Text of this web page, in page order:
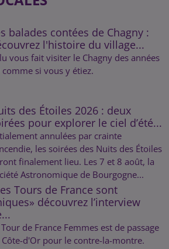
balades contées de Chagny :
l'histoire du village...
vous fait visiter le Chagny des années
comme si vous y étiez.
des Étoiles 2026 : deux
pour explorer le ciel d’été...
annulées par crainte
les soirées des Nuits des Étoiles
finalement lieu. Les 7 et 8 août, la
Astronomique de Bourgogne...
Tours de France sont
découvrez l’interview
Tour de France Femmes est de passage
Côte-d'Or pour le contre-la-montre.